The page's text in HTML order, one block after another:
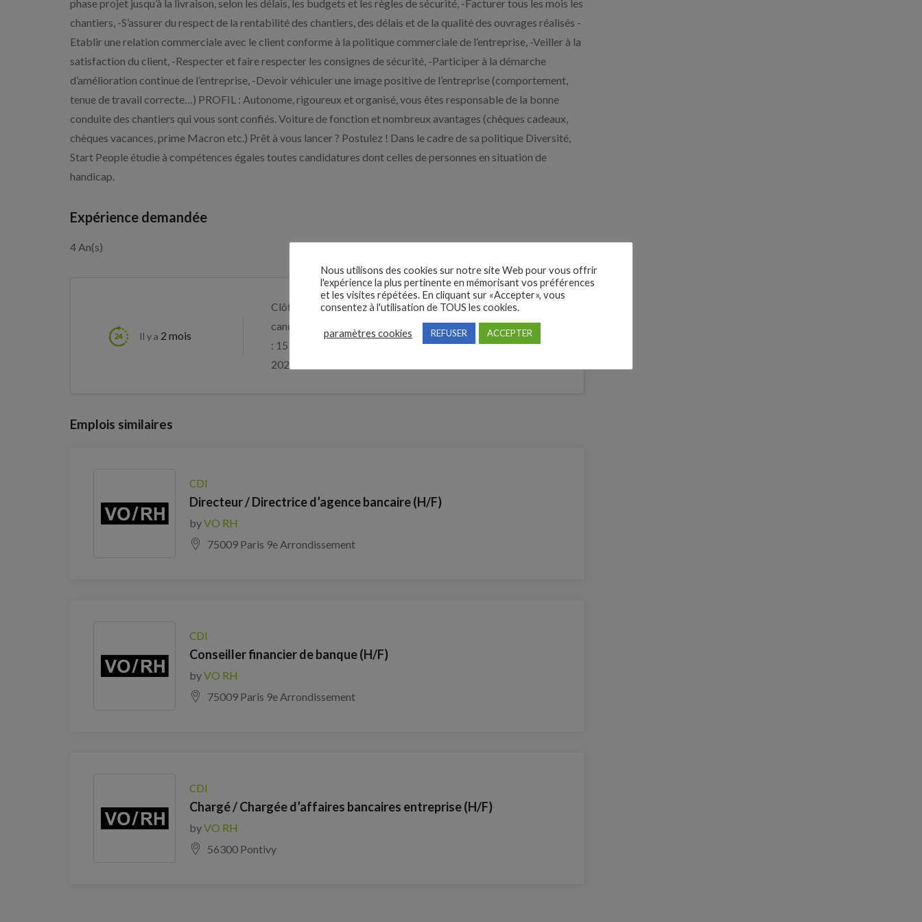
phase projet jusqu’à la livraison, selon les délais, les budgets et les règles de sécurité, -Facturer tous les mois les
chantiers, -S’assurer du respect de la rentabilité des chantiers, des délais et de la qualité des ouvrages réalisés -
Etablir une relation commerciale avec le client conforme à la politique commerciale de l’entreprise, -Veiller à la
satisfaction du client, -Respecter et faire respecter les consignes de sécurité, -Participer à la démarche
d’amélioration continue de l’entreprise, -Devoir véhiculer une image positive de l’entreprise (comportement,
tenue de travail correcte…) PROFIL : Autonome, rigoureux et organisé, vous êtes responsable de la bonne
conduite des chantiers qui vous sont confiés. Voiture de fonction et nombreux avantages (chèques cadeaux,
chèques vacances, prime Macron etc.) Prêt à vous lancer ? Postulez ! Dans le cadre de sa politique Diversité,
Start People étudie à compétences égales toutes candidatures dont celles de personnes en situation de
handicap.
Expérience demandée
4 An(s)
Il y a 2 mois
Clôture des
candidatures
: 15 août
2026
Je postule
Emplois similaires
CDI
Directeur / Directrice d’agence bancaire (H/F)
byVO RH
75009 Paris 9e Arrondissement
CDI
Conseiller financier de banque (H/F)
byVO RH
75009 Paris 9e Arrondissement
CDI
Chargé / Chargée d’affaires bancaires entreprise (H/F)
byVO RH
56300 Pontivy
Nous utilisons des cookies sur notre site Web pour vous offrir
l'expérience la plus pertinente en mémorisant vos préférences
et les visites répétées. En cliquant sur «Accepter», vous
consentez à l'utilisation de TOUS les cookies.
paramètres cookies REFUSER ACCEPTER